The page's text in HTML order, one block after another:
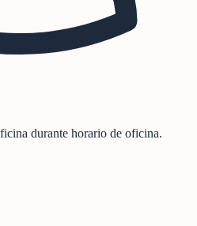
durante horario de oficina.